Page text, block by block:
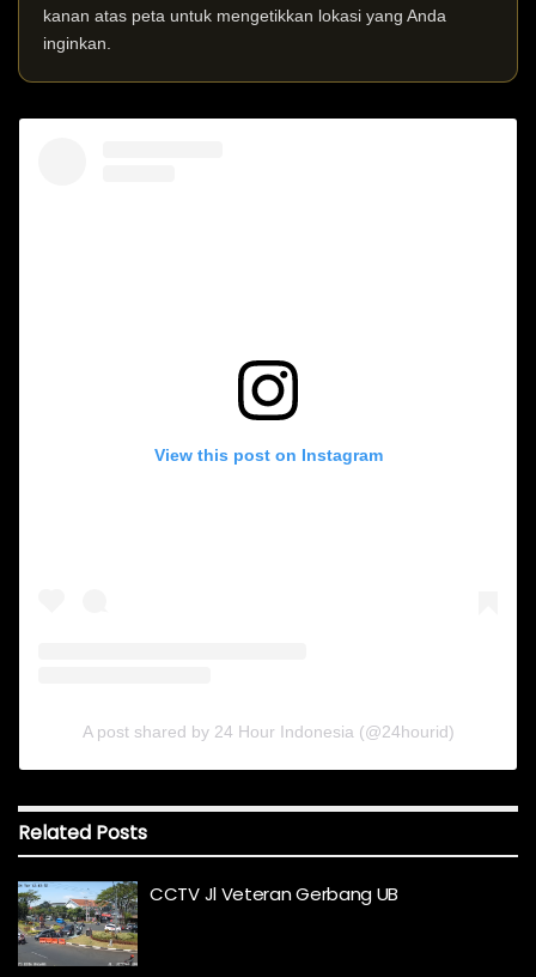
kanan atas peta untuk mengetikkan lokasi yang Anda
inginkan.
View this post on Instagram
A post shared by 24 Hour Indonesia (@24hourid)
Related Posts
CCTV Jl Veteran Gerbang UB